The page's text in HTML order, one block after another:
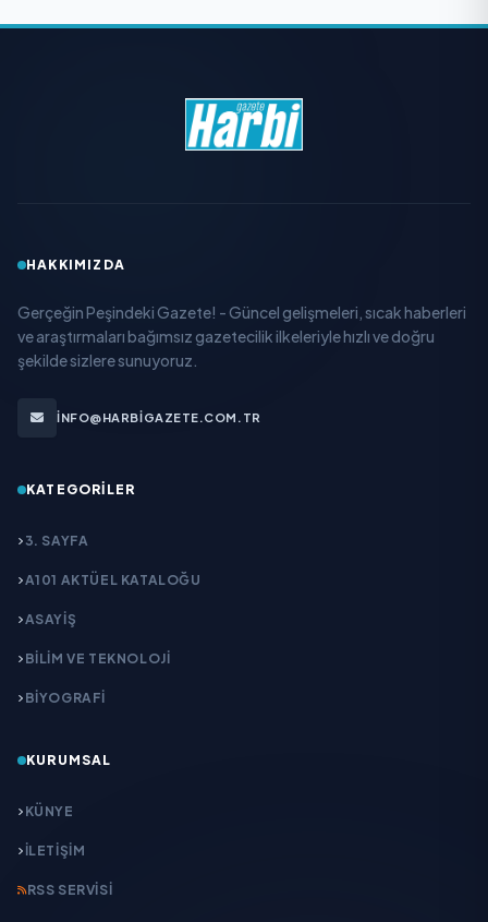
HAKKIMIZDA
Gerçeğin Peşindeki Gazete! - Güncel gelişmeleri, sıcak haberleri
ve araştırmaları bağımsız gazetecilik ilkeleriyle hızlı ve doğru
şekilde sizlere sunuyoruz.
INFO@HARBIGAZETE.COM.TR
KATEGORILER
3. SAYFA
A101 AKTÜEL KATALOĞU
ASAYİŞ
BİLİM VE TEKNOLOJİ
BİYOGRAFİ
KURUMSAL
KÜNYE
İLETIŞIM
RSS SERVISI